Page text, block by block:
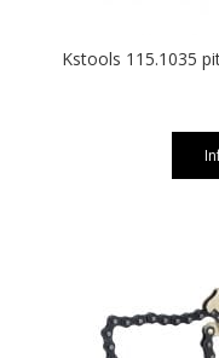
Kstools 115.1035